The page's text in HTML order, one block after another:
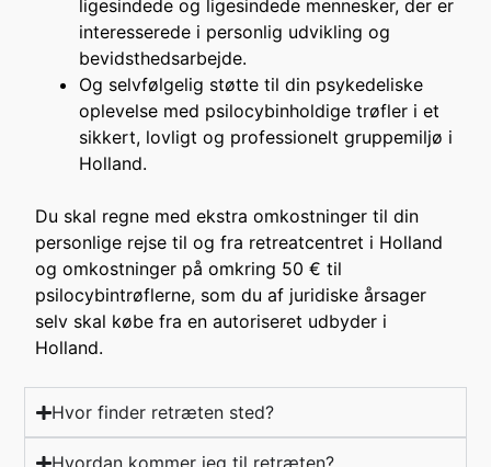
ligesindede og ligesindede mennesker, der er
interesserede i personlig udvikling og
bevidsthedsarbejde.
Og selvfølgelig støtte til din psykedeliske
oplevelse med psilocybinholdige trøfler i et
sikkert, lovligt og professionelt gruppemiljø i
Holland.
Du skal regne med ekstra omkostninger til din
personlige rejse til og fra retreatcentret i Holland
og omkostninger på omkring 50 € til
psilocybintrøflerne, som du af juridiske årsager
selv skal købe fra en autoriseret udbyder i
Holland.
Hvor finder retræten sted?